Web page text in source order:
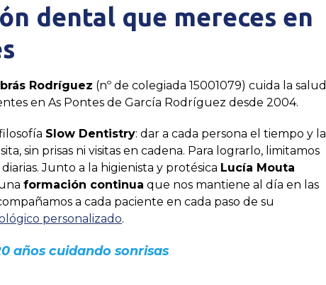
dental que mereces en
Rodríguez (nº de colegiada 15001079) cuida la salud
en As Pontes de García Rodríguez desde 2004.
Slow Dentistry: dar a cada persona el tiempo y la
sin prisas ni visitas en cadena. Para lograrlo, limitamos
Junto a la higienista y protésica Lucía Mouta
formación continua que nos mantiene al día en las
a cada paciente en cada paso de su
personalizado.
años cuidando sonrisas